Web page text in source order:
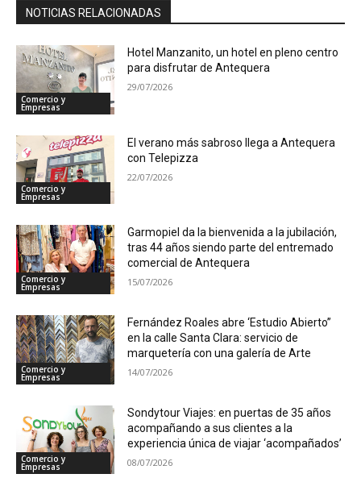
NOTICIAS RELACIONADAS
Comercio y
Empresas
Hotel Manzanito, un hotel en pleno centro
para disfrutar de Antequera
29/07/2026
Comercio y
Empresas
El verano más sabroso llega a Antequera
con Telepizza
22/07/2026
Comercio y
Empresas
Garmopiel da la bienvenida a la jubilación,
tras 44 años siendo parte del entremado
comercial de Antequera
15/07/2026
Comercio y
Empresas
Fernández Roales abre ‘Estudio Abierto”
en la calle Santa Clara: servicio de
marquetería con una galería de Arte
14/07/2026
Comercio y
Empresas
Sondytour Viajes: en puertas de 35 años
acompañando a sus clientes a la
experiencia única de viajar ‘acompañados’
08/07/2026